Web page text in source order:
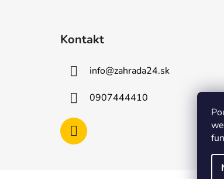
Kontakt
info@zahrada24.sk
0907444410